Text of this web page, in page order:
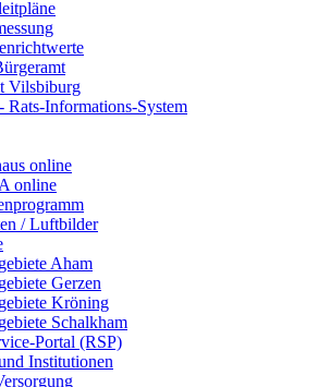
Vilsbiburg
Rats-Informations-System
online
online
/ Luftbilder
Aham
Gerzen
Kröning
Schalkham
Portal (RSP)
Institutionen